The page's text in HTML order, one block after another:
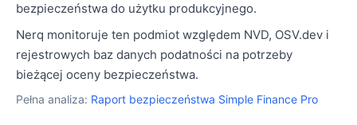
bezpieczeństwa do użytku produkcyjnego.
Nerq monitoruje ten podmiot względem NVD, OSV.dev i
rejestrowych baz danych podatności na potrzeby
bieżącej oceny bezpieczeństwa.
Pełna analiza: Raport bezpieczeństwa Simple Finance Pro